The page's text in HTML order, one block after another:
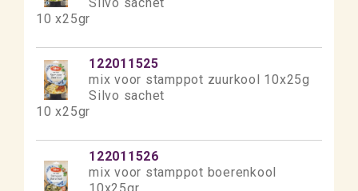
10 x25gr
122011525
mix voor stamppot zuurkool 10x25g
Silvo sachet
10 x25gr
122011526
mix voor stamppot boerenkool